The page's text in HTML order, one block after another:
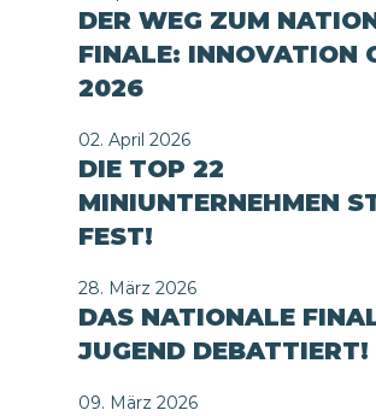
DER WEG ZUM
FINALE: INNOVATION
2026
02. April 2026
DIE TOP 22
MINIUNTERNEHMEN
FEST!
28. März 2026
DAS NATIONALE
JUGEND DEBATTIERT!
09. März 2026